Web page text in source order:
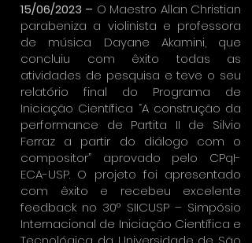
15/06/2023 – O Maestro Allan Christian
parabeniza a violinista e professora
de música Dayane Akamini, que
concluiu com êxito todas as
atividades de pesquisa e teve o seu
relatório final do Programa de
Iniciação Científica “A construção da
performance de Partita II de Silvio
Ferraz a partir do diálogo com o
compositor” aprovado pelo CPqI-
ECA-USP. O projeto foi apresentado
com êxito e recebeu excelente
feedback no 30° SIICUSP – Simpósio
Internacional de Iniciação Científica e